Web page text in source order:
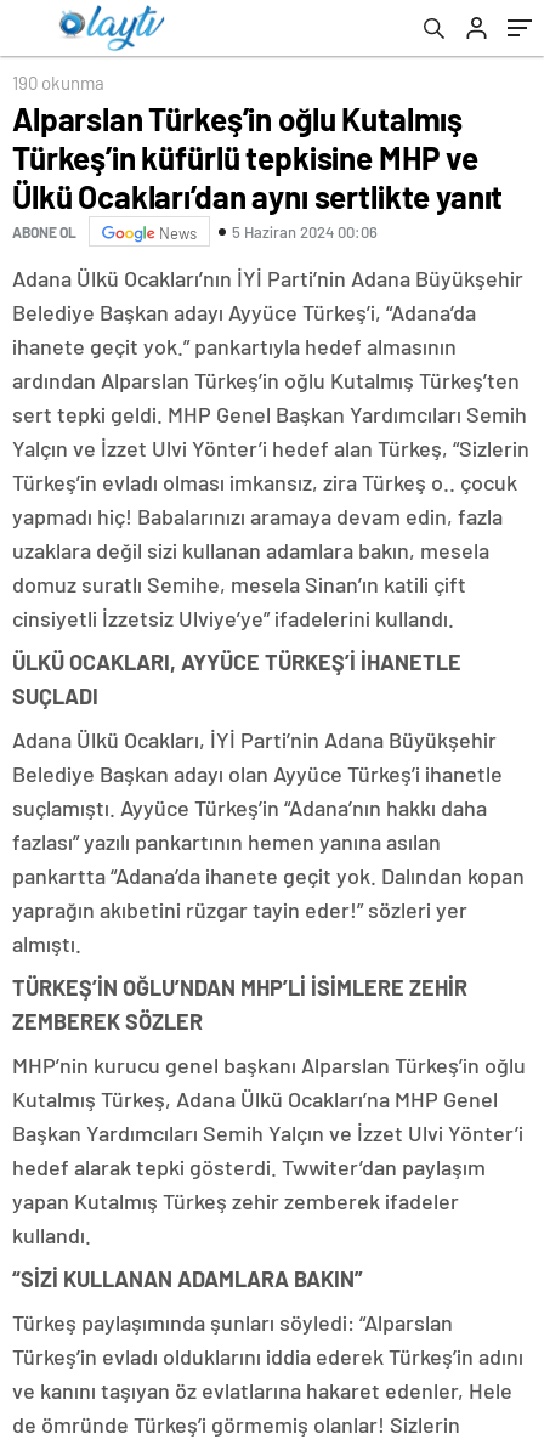
aynı sertlikte yanıt
190 okunma
Alparslan Türkeş’in oğlu Kutalmış
Türkeş’in küfürlü tepkisine MHP ve
Ülkü Ocakları’dan aynı sertlikte yanıt
ABONE OL News 5 Haziran 2024 00:06
Adana Ülkü Ocakları’nın İYİ Parti’nin Adana Büyükşehir
Belediye Başkan adayı Ayyüce Türkeş’i, “Adana’da
ihanete geçit yok.” pankartıyla hedef almasının
ardından Alparslan Türkeş’in oğlu Kutalmış Türkeş’ten
sert tepki geldi. MHP Genel Başkan Yardımcıları Semih
Yalçın ve İzzet Ulvi Yönter’i hedef alan Türkeş, “Sizlerin
Türkeş’in evladı olması imkansız, zira Türkeş o.. çocuk
yapmadı hiç! Babalarınızı aramaya devam edin, fazla
uzaklara değil sizi kullanan adamlara bakın, mesela
domuz suratlı Semihe, mesela Sinan’ın katili çift
cinsiyetli İzzetsiz Ulviye’ye” ifadelerini kullandı.
ÜLKÜ OCAKLARI, AYYÜCE TÜRKEŞ’İ İHANETLE
SUÇLADI
Adana Ülkü Ocakları, İYİ Parti’nin Adana Büyükşehir
Belediye Başkan adayı olan Ayyüce Türkeş’i ihanetle
suçlamıştı. Ayyüce Türkeş’in “Adana’nın hakkı daha
fazlası” yazılı pankartının hemen yanına asılan
pankartta “Adana’da ihanete geçit yok. Dalından kopan
yaprağın akıbetini rüzgar tayin eder!” sözleri yer
almıştı.
TÜRKEŞ’İN OĞLU’NDAN MHP’Lİ İSİMLERE ZEHİR
ZEMBEREK SÖZLER
MHP’nin kurucu genel başkanı Alparslan Türkeş’in oğlu
Kutalmış Türkeş, Adana Ülkü Ocakları’na MHP Genel
Başkan Yardımcıları Semih Yalçın ve İzzet Ulvi Yönter’i
hedef alarak tepki gösterdi. Twwiter’dan paylaşım
yapan Kutalmış Türkeş zehir zemberek ifadeler
kullandı.
“SİZİ KULLANAN ADAMLARA BAKIN”
Türkeş paylaşımında şunları söyledi: “Alparslan
Türkeş’in evladı olduklarını iddia ederek Türkeş’in adını
ve kanını taşıyan öz evlatlarına hakaret edenler, Hele
de ömründe Türkeş’i görmemiş olanlar! Sizlerin